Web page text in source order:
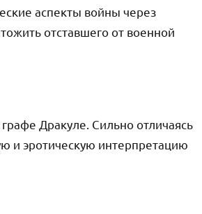
аспекты войны через
отставшего от военной
Дракуле. Сильно отличаясь
и эротическую интерпретацию